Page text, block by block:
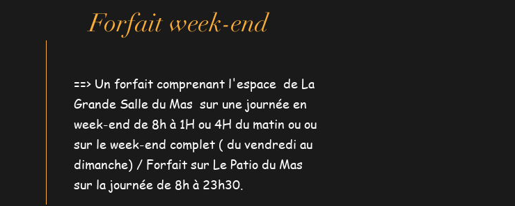
Forfait week-end
==> Un forfait comprenant l'espace de La
Grande Salle du Mas sur une journée en
week-end de 8h à 1H ou 4H du matin ou ou
sur le week-end complet ( du vendredi au
dimanche) / Forfait sur Le Patio du Mas
sur la journée de 8h à 23h30.